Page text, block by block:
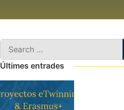
Últimes entrades